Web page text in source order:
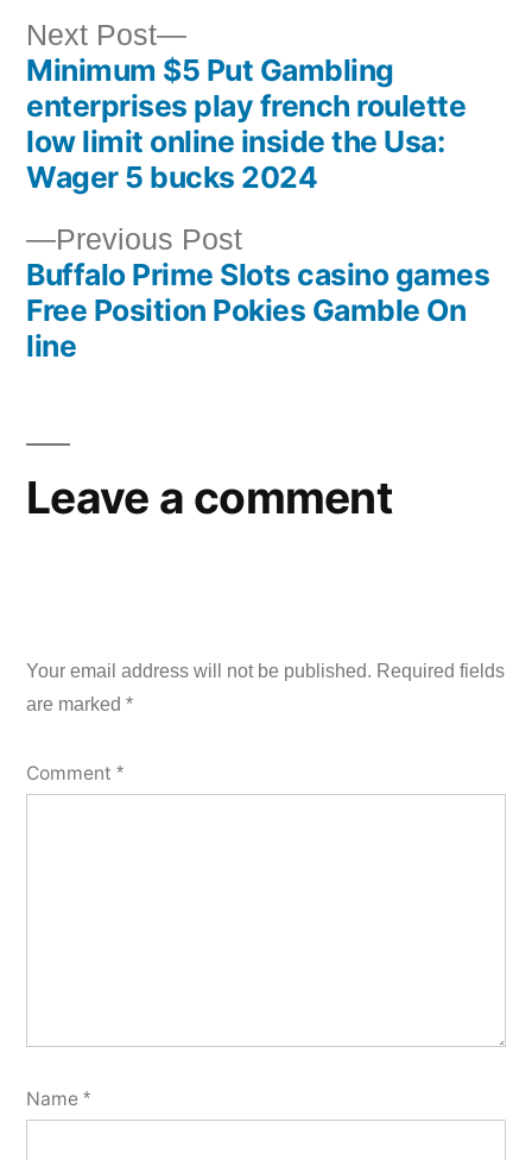
Previous Post
Buffalo Prime Slots casino games
Free Position Pokies Gamble On
line
Next Post
Minimum $5 Put Gambling
enterprises play french roulette
low limit online inside the Usa:
Wager 5 bucks 2024
Leave a comment
Your email address will not be published. Required fields
are marked *
Comment *
Name *